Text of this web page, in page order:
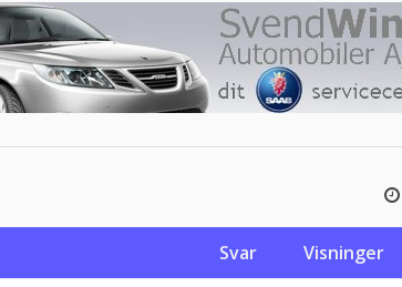
Svar Visninger